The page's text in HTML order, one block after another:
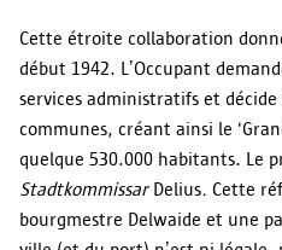
Cette étroite collaboration
début 1942. L’Occupant
services administratifs et
communes, créant ainsi le
quelque 530.000 habitants. Le
StadtkommissarDelius. Cette
bourgmestre Delwaide et une